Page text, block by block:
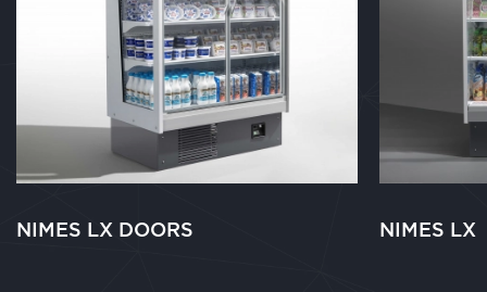
NIMES LX DOORS NIMES LX